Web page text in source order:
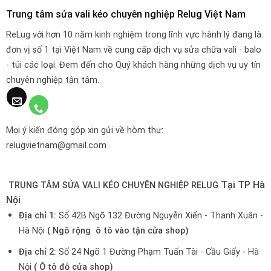
Trung tâm sửa vali kéo chuyên nghiệp Relug Việt Nam
ReLug với hơn 10 năm kinh nghiệm trong lĩnh vực hành lý đang là
đơn vị số 1 tại Việt Nam về cung cấp dịch vụ sửa chữa vali - balo
- túi các loại. Đem đến cho Quý khách hàng những dịch vụ uy tín
chuyên nghiệp tận tâm.
Mọi ý kiến đóng góp xin gửi về hòm thư:
relugvietnam@gmail.com
TRUNG TÂM SỬA VALI KÉO CHUYÊN NGHIỆP RELUG Tại TP Hà
Nội
Địa chỉ 1: Số 42B Ngõ 132 Đường Nguyễn Xiển - Thanh Xuân -
Hà Nội ( Ngõ rộng ô tô vào tận cửa shop)
Địa chỉ 2: Số 24 Ngõ 1 Đường Phạm Tuấn Tài - Cầu Giấy - Hà
Nội ( Ô tô đỗ cửa shop)